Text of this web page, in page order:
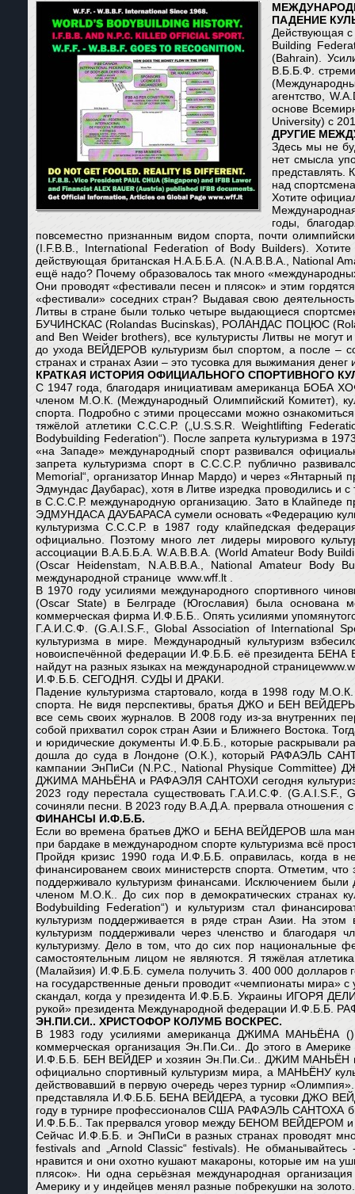
ПАДЕНИЕ
Действующая
Building
(Bahrain).
В.Б.Б.Ф.
агентство,
основе
University) с
ДРУГИЕ
Здесь мы не
нет смысла
представлять.
над
Хотите
годы,
повсеместно признанным видом спорта, почти
(I.F.B.B., International Federation of Body Builders).
действующая британская Н.А.Б.Б.А. (N.A.B.B.A., National
ещё надо? Почему образовалось так много
Они проводят «фестивали песен и плясок» и этим
«фестивали» соседних стран? Выдавая свою
Литвы в стране были только четыре выдающиеся
БУЧИНСКАС (Rolandas Bucinskas), РОЛАНДАС ПОЦЮС
and Ben Weider brothers), все культуристы Литвы не
до ухода ВЕЙДЕРОВ культуризм был спортом, а после –
странах и странах Азии – это тусовка для выжимания
КРАТКАЯ ИСТОРИЯ ОФИЦИАЛЬНОГО СПОРТИВНОГО
С 1947 года, благодаря инициативам американца БОБА
членом М.О.К. (Международный Олимпийский Комитет),
спорта. Подробно с этими процессами можно
тяжёлой атлетики С.С.С.Р. („U.S.S.R. Weightlifting
Bodybuilding Federation“). После запрета культуризма в
«на Западе» международный спорт развивался
запрета культуризма спорт в С.С.С.Р. публично
Memorial“, организатор Иннар Мардо) и через «Янтарный
Эдмундас Даубарас), хотя в Литве изредка проводились и
в С.С.С.Р. международную организацию. Зато в Клайпеде
ЭДМУНДАСА ДАУБАРАСА сумели основать «Федерацию
культуризма С.С.С.Р. в 1987 году клайпедская
официально. Поэтому много лет лидеры мирового
ассоциации В.А.Б.Б.А. W.A.B.B.A. (World Amateur Body
(Oscar Heidenstam, N.A.B.B.A., National Amateur
международной странице www.wff.lt .
В 1970 году усилиями международного спортивного
(Oscar State) в Белграде (Югославия) была основана
коммерческая фирма И.Ф.Б.Б.. Опять усилиями
Г.А.И.С.Ф. (G.A.I.S.F., Global Association of International
культуризма в мире. Международный культуризм
новоиспечённой федерации И.Ф.Б.Б. её президента БЕНА
найдут на разных языках на международной
И.Ф.Б.Б. СЕГОДНЯ. СУДЫ И ДРАКИ.
Падение культуризма стартовало, когда в 1998 году
спорта. Не видя перспективы, братья ДЖО и БЕН
все семь своих журналов. В 2008 году из-за
собой прихватил сорок стран Азии и Ближнего Востока.
и юридические документы И.Ф.Б.Б., которые
дошла до суда в Лондоне (О.К.), который РАФАЭЛЬ
кампании ЭнПиСи (N.P.C., National Physique
ДЖИМА МАНЬЁНА и РАФАЭЛЯ САНТОХИ сегодня культуризм
2023 году перестала существовать Г.А.И.С.Ф.
сочиняли песни. В 2023 году В.А.Д.А. прервала
ФИНАНСЫ И.Ф.Б.Б.
Если во времена братьев ДЖО и БЕНА ВЕЙДЕРОВ шла
при бардаке в международном спорте культуризма всё
Пройдя кризис 1990 года И.Ф.Б.Б. оправилась, когда в
финансированем своих министерств спорта. Отметим,
поддерживало культуризм финансами. Исключением
членом М.О.К.. До сих пор в демократических странах
Bodybuilding Federation“) и культуризм стал
культуризм поддерживается в ряде стран Азии. На
культуризм поддерживали через членство и
культуризму. Дело в том, что до сих пор национальные
самостоятельным лицом не являются. Я тяжёлая
(Малайзия) И.Ф.Б.Б. сумела получить 3. 400 000
на государственные деньги проводит «чемпионаты
скандал, когда у президента И.Ф.Б.Б. Украины ИГОРЯ
рукой» президента Международной федерации
ЭН.ПИ.СИ.. ХРИСТОФОР КОЛУМБ ВОСКРЕС.
В 1983 году усилиями американца ДЖИМА МАНЬЁНА ()
коммерческая организация Эн.Пи.Си.. До этого в
И.Ф.Б.Б. БЕН ВЕЙДЕР и хозяин Эн.Пи.Си.. ДЖИМ МАНЬЁН
официально спортивный культуризм мира, а МАНЬЁНУ
действовавший в первую очередь через турнир
представляла И.Ф.Б.Б. БЕНА ВЕЙДЕРА, а тусовки ДЖО
году в турнире профессионалов США РАФАЭЛЬ САНТОХА
И.Ф.Б.Б.. Так прервался уговор между БЕНОМ ВЕЙДЕРОМ
Сейчас И.Ф.Б.Б. и ЭнПиСи в разных странах проводят
festivals and „Arnold Classic“ festivals). Не
нравится и они охотно кушают макароны, которые им на
плясок». Ни одна серьёзная международная
Америку и у индейцев менял разные побрекушки на